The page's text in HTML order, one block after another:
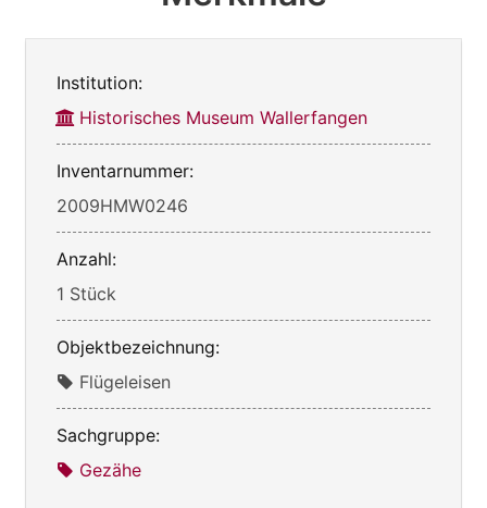
Institution:
Historisches Museum Wallerfangen
Inventarnummer:
2009HMW0246
Anzahl:
1 Stück
Objektbezeichnung:
Flügeleisen
Sachgruppe:
Gezähe